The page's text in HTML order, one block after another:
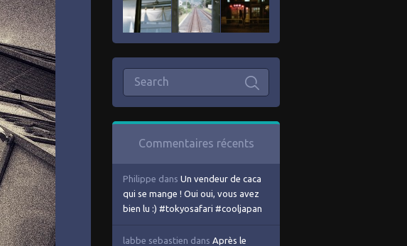
Commentaires récents
Philippe dans Un vendeur de caca
qui se mange ! Oui oui, vous avez
bien lu :) #tokyosafari #cooljapan
labbe sebastien dans Après le